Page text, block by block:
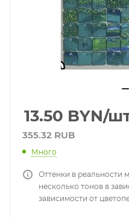
13.50 BYN/
355.32 RUB
Много
Оттенки в реальности
несколько тонов в
зависимости от